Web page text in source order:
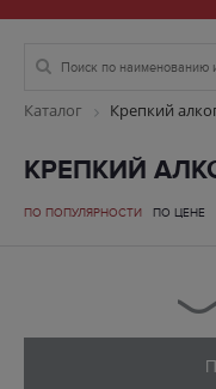
Каталог Крепкий
КРЕПКИЙ
ПО ПОПУЛЯРНОСТИ ПО ЦЕНЕ